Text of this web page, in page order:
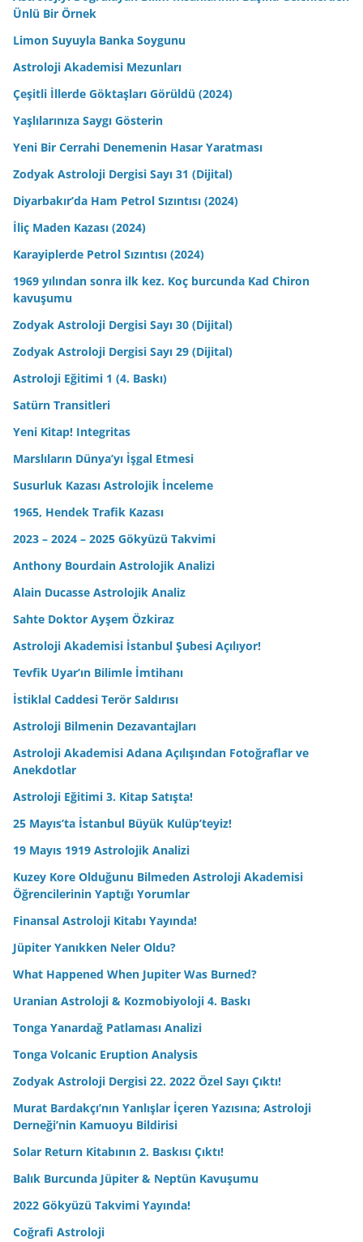
Ünlü Bir Örnek
Limon Suyuyla Banka Soygunu
Astroloji Akademisi Mezunları
Çeşitli İllerde Göktaşları Görüldü (2024)
Yaşlılarınıza Saygı Gösterin
Yeni Bir Cerrahi Denemenin Hasar Yaratması
Zodyak Astroloji Dergisi Sayı 31 (Dijital)
Diyarbakır’da Ham Petrol Sızıntısı (2024)
İliç Maden Kazası (2024)
Karayiplerde Petrol Sızıntısı (2024)
1969 yılından sonra ilk kez. Koç burcunda Kad Chiron
kavuşumu
Zodyak Astroloji Dergisi Sayı 30 (Dijital)
Zodyak Astroloji Dergisi Sayı 29 (Dijital)
Astroloji Eğitimi 1 (4. Baskı)
Satürn Transitleri
Yeni Kitap! Integritas
Marslıların Dünya’yı İşgal Etmesi
Susurluk Kazası Astrolojik İnceleme
1965, Hendek Trafik Kazası
2023 – 2024 – 2025 Gökyüzü Takvimi
Anthony Bourdain Astrolojik Analizi
Alain Ducasse Astrolojik Analiz
Sahte Doktor Ayşem Özkiraz
Astroloji Akademisi İstanbul Şubesi Açılıyor!
Tevfik Uyar’ın Bilimle İmtihanı
İstiklal Caddesi Terör Saldırısı
Astroloji Bilmenin Dezavantajları
Astroloji Akademisi Adana Açılışından Fotoğraflar ve
Anekdotlar
Astroloji Eğitimi 3. Kitap Satışta!
25 Mayıs’ta İstanbul Büyük Kulüp’teyiz!
19 Mayıs 1919 Astrolojik Analizi
Kuzey Kore Olduğunu Bilmeden Astroloji Akademisi
Öğrencilerinin Yaptığı Yorumlar
Finansal Astroloji Kitabı Yayında!
Jüpiter Yanıkken Neler Oldu?
What Happened When Jupiter Was Burned?
Uranian Astroloji & Kozmobiyoloji 4. Baskı
Tonga Yanardağ Patlaması Analizi
Tonga Volcanic Eruption Analysis
Zodyak Astroloji Dergisi 22. 2022 Özel Sayı Çıktı!
Murat Bardakçı’nın Yanlışlar İçeren Yazısına; Astroloji
Derneği’nin Kamuoyu Bildirisi
Solar Return Kitabının 2. Baskısı Çıktı!
Balık Burcunda Jüpiter & Neptün Kavuşumu
2022 Gökyüzü Takvimi Yayında!
Coğrafi Astroloji